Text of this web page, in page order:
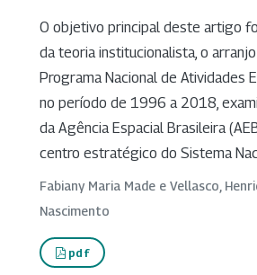
O objetivo principal deste artigo
da teoria institucionalista, o
Programa Nacional de Atividades
no período de 1996 a 2018,
da Agência Espacial Brasileira
centro estratégico do Sistema
Fabiany Maria Made e Vellasco,
Nascimento
pdf